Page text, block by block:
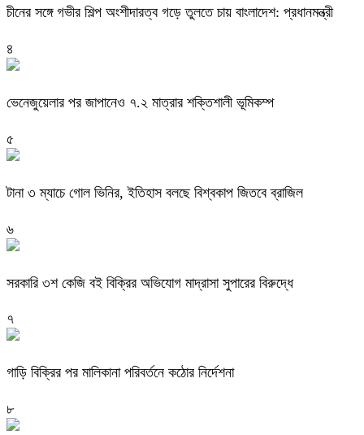
চীনের সঙ্গে গভীর শিল্প অংশীদারত্ব গড়ে তুলতে চায় বাংলাদেশ: প্রধানমন্ত্রী
৪
ভেনেজুয়েলার পর জাপানেও ৭.২ মাত্রার শক্তিশালী ভূমিকম্প
৫
টানা ৩ ম্যাচে গোল ভিনির, ইতিহাস বলছে বিশ্বকাপ জিতবে ব্রাজিল
৬
সরকারি ৩শ কেজি বই বিক্রির অভিযোগ মাদ্রাসা সুপারের বিরুদ্ধে
৭
গাড়ি বিক্রির পর মালিকানা পরিবর্তনে কঠোর নির্দেশনা
৮